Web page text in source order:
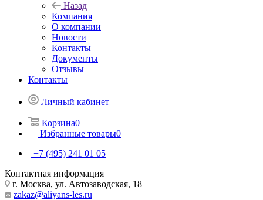
Назад
Компания
О компании
Новости
Контакты
Документы
Отзывы
Контакты
Личный кабинет
Корзина0
Избранные товары0
+7 (495) 241 01 05
Контактная информация
г. Москва, ул. Автозаводская, 18
zakaz@aliyans-les.ru